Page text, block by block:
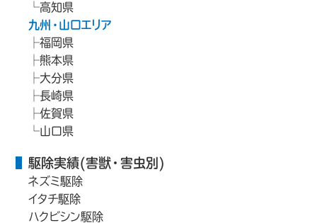
高知県
九州・山口エリア
福岡県
熊本県
大分県
長崎県
佐賀県
山口県
駆除実績(害獣・害虫別)
ネズミ駆除
イタチ駆除
ハクビシン駆除